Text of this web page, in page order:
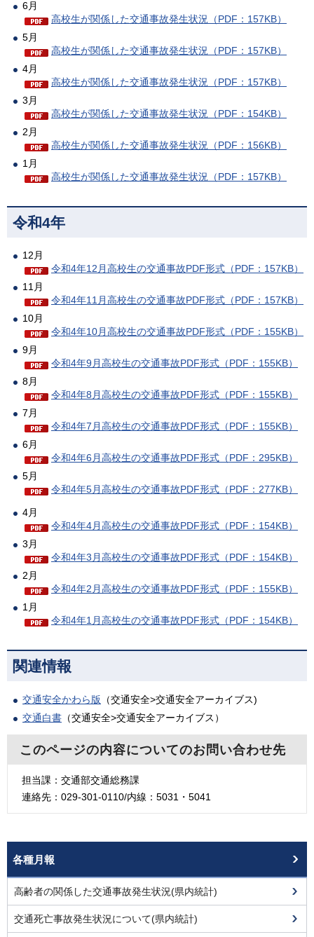
6月
高校生が関係した交通事故発生状況（PDF：157KB）
5月
高校生が関係した交通事故発生状況（PDF：157KB）
4月
高校生が関係した交通事故発生状況（PDF：157KB）
3月
高校生が関係した交通事故発生状況（PDF：154KB）
2月
高校生が関係した交通事故発生状況（PDF：156KB）
1月
高校生が関係した交通事故発生状況（PDF：157KB）
令和4年
12月
令和4年12月高校生の交通事故PDF形式（PDF：157KB）
11月
令和4年11月高校生の交通事故PDF形式（PDF：157KB）
10月
令和4年10月高校生の交通事故PDF形式（PDF：155KB）
9月
令和4年9月高校生の交通事故PDF形式（PDF：155KB）
8月
令和4年8月高校生の交通事故PDF形式（PDF：155KB）
7月
令和4年7月高校生の交通事故PDF形式（PDF：155KB）
6月
令和4年6月高校生の交通事故PDF形式（PDF：295KB）
5月
令和4年5月高校生の交通事故PDF形式（PDF：277KB）
4月
令和4年4月高校生の交通事故PDF形式（PDF：154KB）
3月
令和4年3月高校生の交通事故PDF形式（PDF：154KB）
2月
令和4年2月高校生の交通事故PDF形式（PDF：155KB）
1月
令和4年1月高校生の交通事故PDF形式（PDF：154KB）
関連情報
交通安全かわら版 （交通安全>交通安全アーカイブス)
交通白書 （交通安全>交通安全アーカイブス）
このページの内容についてのお問い合わせ先
担当課：交通部交通総務課
連絡先：029-301-0110/内線：5031・5041
各種月報
高齢者の関係した交通事故発生状況(県内統計)
交通死亡事故発生状況について(県内統計)